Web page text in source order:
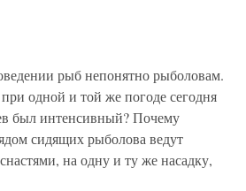
рыб непонятно рыболовам.
одной и той же погоде сегодня
был интенсивный? Почему
сидящих рыболова ведут
на одну и ту же насадку,